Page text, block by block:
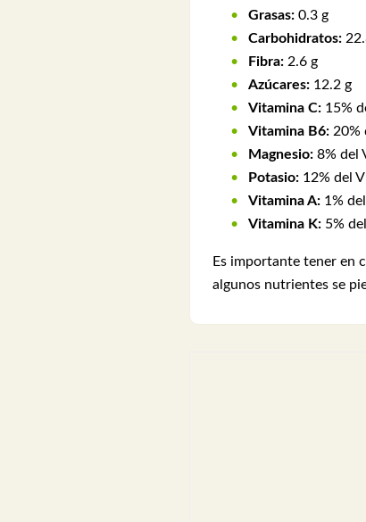
Grasas: 0.3 g
Carbohidratos:
Fibra: 2.6 g
Azúcares: 12.2 g
Vitamina C: 15%
Vitamina B6: 20%
Magnesio: 8% del
Potasio: 12% del
Vitamina A: 1%
Vitamina K: 5%
Es importante tener en
algunos nutrientes se